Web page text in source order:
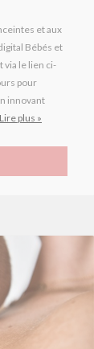
et aux
Bébés et
via le lien ci-
pour
innovant
Lire plus »